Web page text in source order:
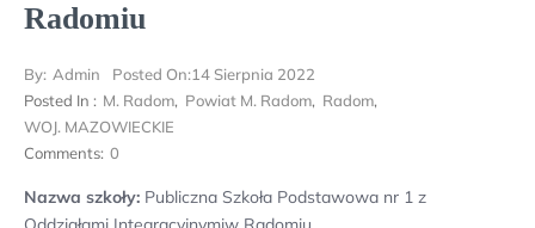
Radomiu
By: Admin Posted On:14 Sierpnia 2022
Posted In : M. Radom, Powiat M. Radom, Radom,
WOJ. MAZOWIECKIE
Comments: 0
Nazwa szkoły: Publiczna Szkoła Podstawowa nr 1 z